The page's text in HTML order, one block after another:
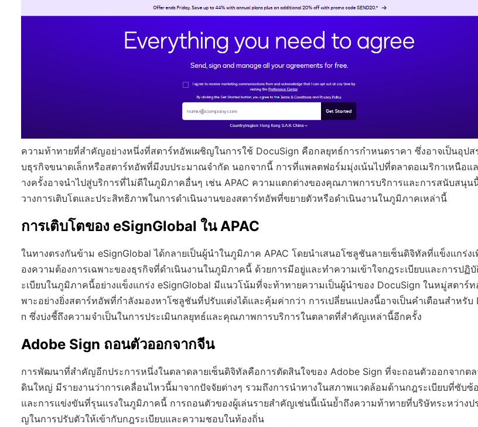
ความท้าทายที่สำคัญอย่างหนึ่งที่สตาร์ทอัพเผชิญในการใช้ DocuSign คือกลยุทธ์การกำหนดราคา ซึ่งอาจเป็นอุปส
บธุรกิจขนาดเล็กหรือสตาร์ทอัพที่มีงบประมาณจำกัด นอกจากนี้ การที่แพลตฟอร์มมุ่งเน้นไปที่ตลาดอเมริกาเหนือแ
างครั้งอาจนำไปสู่บริการที่ไม่ดีในภูมิภาคอื่นๆ เช่น APAC ความแตกต่างของคุณภาพการบริการและการสนับสนุน
วางการเติบโตและประสิทธิภาพในการดำเนินงานของสตาร์ทอัพที่ขยายตัวหรือดำเนินงานในภูมิภาคเหล่านี้
การเติบโตของ eSignGlobal ใน APAC
ในทางตรงกันข้าม eSignGlobal ได้กลายเป็นผู้นำในภูมิภาค APAC โดยนำเสนอโซลูชันลายเซ็นดิจิทัลที่แข็งแกร่ง
องความต้องการเฉพาะของธุรกิจที่ดำเนินงานในภูมิภาคนี้ ด้วยการมีอยู่และทำความเข้าใจกฎระเบียบและการปฏิ
ะเบียบในภูมิภาคนี้อย่างแข็งแกร่ง eSignGlobal มีแนวโน้มที่จะท้าทายความเป็นผู้นำของ DocuSign ในหมู่สตาร์ท
พาะอย่างยิ่งสตาร์ทอัพที่กำลังมองหาโซลูชันที่ปรับแต่งได้และคุ้มค่ากว่า การเปลี่ยนแปลงนี้อาจเป็นคำเตือนสำหรับ
n ซึ่งบ่งชี้ถึงความจำเป็นในการประเมินกลยุทธ์และคุณภาพการบริการในตลาดที่สำคัญเหล่านี้อีกครั้ง
Adobe Sign ถอนตัวออกจากจีน
การพัฒนาที่สำคัญอีกประการหนึ่งในตลาดลายเซ็นดิจิทัลคือการตัดสินใจของ Adobe Sign ที่จะถอนตัวออกจากต
ดินใหญ่ มีรายงานว่าการเคลื่อนไหวนี้มาจากปัจจัยต่างๆ รวมถึงการนำทางในสภาพแวดล้อมด้านกฎระเบียบที่ซับซ้
และการแข่งขันที่รุนแรงในภูมิภาคนี้ การถอนตัวของผู้เล่นรายสำคัญเช่นนี้เน้นย้ำถึงความท้าทายที่บริษัทระหว่างปร
ญในการปรับตัวให้เข้ากับกฎระเบียบและความชอบในท้องถิ่น